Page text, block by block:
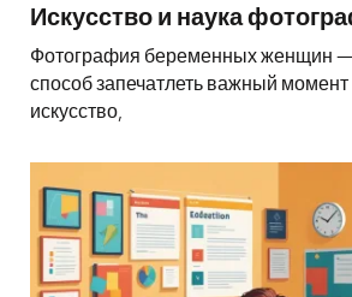
Искусство и наука
Фотография беременных женщин —
способ запечатлеть важный момент
искусство,